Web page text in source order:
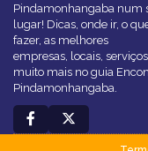
Pindamonhangaba num
lugar! Dicas, onde ir, o
fazer, as melhores
empresas, locais,
muito mais no guia
Pindamonhangaba.